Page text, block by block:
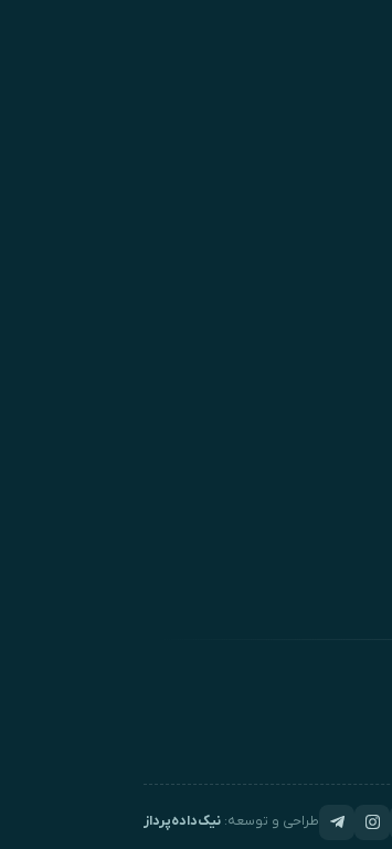
طراحی و توسعه: نیک‌داده‌پرداز